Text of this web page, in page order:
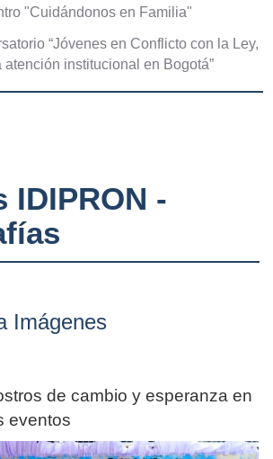
"Cuidándonos en Familia"
“Jóvenes en Conflicto con la Ley,
atención institucional en Bogotá”
IDIPRON -
Imágenes
de cambio y esperanza en
eventos